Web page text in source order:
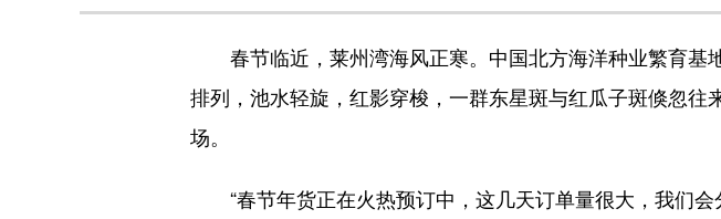
春节临近，莱州湾海风正寒。中国北方海洋种业繁育基
排列，池水轻旋，红影穿梭，一群东星斑与红瓜子斑倏忽往
场。
“春节年货正在火热预订中，这几天订单量很大，我们会